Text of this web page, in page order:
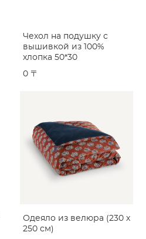
Чехол на подушку с
вышивкой из 100%
хлопка 50*30
0 〒
Одеяло из велюра (230 x
250 см)